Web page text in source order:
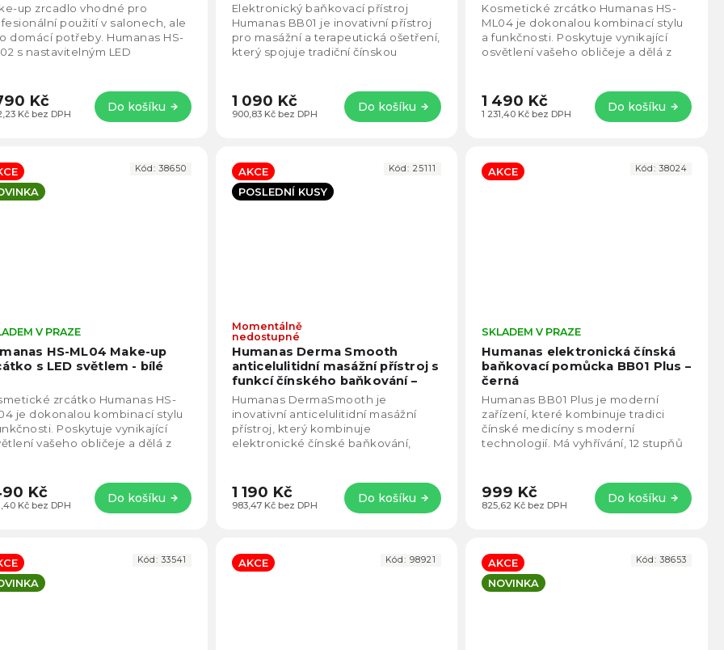
hvězdiček.
Kč bez DPH
Kč Do košíku
up zrcadlo vhodné pro
použití v salonech, ale
domácí potřeby. Humanas HS-
s nastavitelným LED
hvězdiček.
900,83 Kč bez DPH
1 090 Kč Do košíku
Elektronický baňkovací přístroj
Humanas BB01 je inovativní přístroj
pro masážní a terapeutická ošetření,
který spojuje tradiční čínskou
1 231,40 Kč bez DPH
1 490 Kč Do košíku
Kosmetické zrcátko Humanas HS-
ML04 je dokonalou kombinací stylu
a funkčnosti. Poskytuje vynikající
osvětlení vašeho obličeje a dělá z
HS-ML04 Make-up
s LED světlem - bílé
Průměrné
hodnocení
produktu
hvězdiček.
V PRAZE
Kč bez DPH
Kč Do košíku
zrcátko Humanas HS-
je dokonalou kombinací stylu
Poskytuje vynikající
vašeho obličeje a dělá z
Kód:38650
AKCE
POSLEDNÍ KUSY
Humanas Derma Smooth
anticelulitidní masážní přístroj s
funkcí čínského baňkování –
červený
Průměrné
hodnocení
produktu
hvězdiček.
Momentálně
nedostupné
983,47 Kč bez DPH
1 190 Kč Do košíku
Humanas DermaSmooth je
inovativní anticelulitidní masážní
přístroj, který kombinuje
elektronické čínské baňkování,
Kód:25111 AKCE
Humanas elektronická čínská
baňkovací pomůcka BB01 Plus –
černá
SKLADEM V PRAZE
825,62 Kč bez DPH
999 Kč Do košíku
Humanas BB01 Plus je moderní
zařízení, které kombinuje tradici
čínské medicíny s moderní
technologií. Má vyhřívání, 12 stupňů
Kód:38024
Kód:33541 AKCE Kód:98921
AKCE
NOVINKA
Kód:38653